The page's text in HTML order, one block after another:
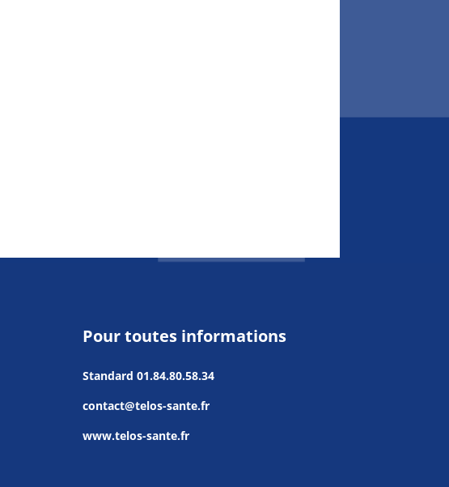
Pour toutes informations
Standard 01.84.80.58.34
contact@telos-sante.fr
www.telos-sante.fr